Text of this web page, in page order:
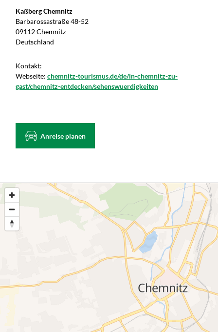
Kaßberg Chemnitz
Barbarossastraße 48-52
09112 Chemnitz
Deutschland
Kontakt:
Webseite: chemnitz-tourismus.de/de/in-chemnitz-zu-
gast/chemnitz-entdecken/sehenswuerdigkeiten
Anreise planen